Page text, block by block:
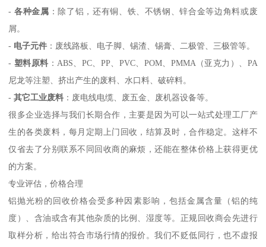
- 各种金属 ：除了铝，还有铜、铁、不锈钢、锌合金等边角料或废
屑。
- 电子元件 ：废线路板、电子脚、锡渣、锡膏、二极管、三极管等。
- 塑料原料 ：ABS、PC、PP、PVC、POM、PMMA（亚克力）、PA
尼龙等注塑、挤出产生的废料、水口料、破碎料。
-其它工业废料 ：废电线电缆、废五金、废机器设备等。
很多企业选择与我们长期合作，主要是因为可以一站式处理工厂产
生的各类废料，每月定期上门回收，结算及时，合作稳定。这样不
仅省去了分别联系不同回收商的麻烦，还能在整体价格上获得更优
的方案。
专业评估，价格合理
铝抛光粉的回收价格会受多种因素影响，包括金属含量（铝的纯
度）、含油或含有其他杂质的比例、湿度等。正规回收商会先进行
取样分析，给出符合市场行情的报价。我们不贬低同行，也不虚报